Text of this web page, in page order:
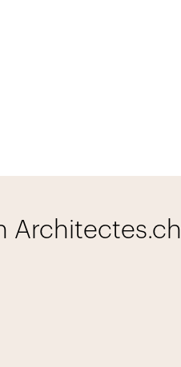
Architectes.ch